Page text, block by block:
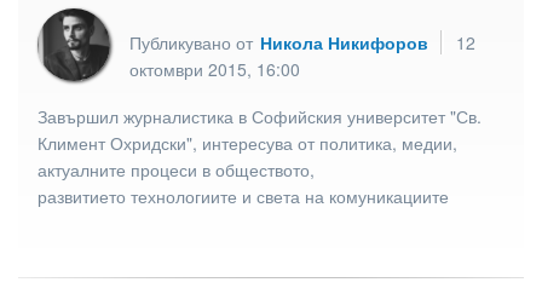
Публикувано от Никола Никифоров
12
октомври 2015, 16:00
Завършил журналистика в Софийския университет "Св.
Климент Охридски", интересува от политика, медии,
актуалните процеси в обществото,
развитието технологиите и света на комуникациите